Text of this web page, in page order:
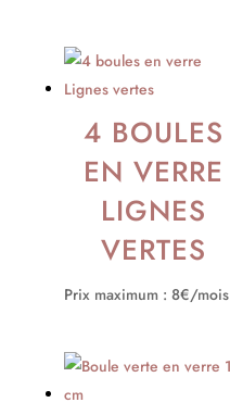
4 BOULES
EN VERRE
LIGNES
VERTES
Prix maximum : 8€/mois